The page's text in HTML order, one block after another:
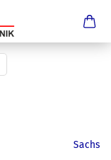
Sachs